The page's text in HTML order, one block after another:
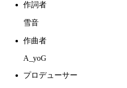
作詞者
雪音
作曲者
A_yoG
プロデューサー